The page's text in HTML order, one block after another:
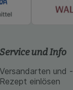
Service und Info
Versandarten und
Rezept einlösen